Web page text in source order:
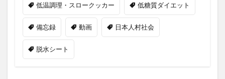
低温調理・スロークッカー 低糖質ダイエット
備忘録 動画 日本人村社会
脱水シート